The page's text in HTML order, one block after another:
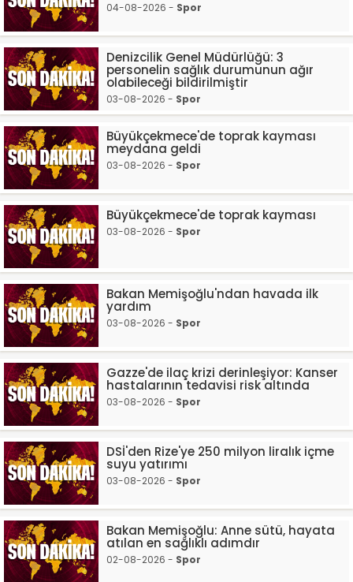
04-08-2026 - Spor
Denizcilik Genel Müdürlüğü: 3
personelin sağlık durumunun ağır
olabileceği bildirilmiştir
03-08-2026 - Spor
Büyükçekmece'de toprak kayması
meydana geldi
03-08-2026 - Spor
Büyükçekmece'de toprak kayması
03-08-2026 - Spor
Bakan Memişoğlu'ndan havada ilk
yardım
03-08-2026 - Spor
Gazze'de ilaç krizi derinleşiyor: Kanser
hastalarının tedavisi risk altında
03-08-2026 - Spor
DSİ'den Rize'ye 250 milyon liralık içme
suyu yatırımı
03-08-2026 - Spor
Bakan Memişoğlu: Anne sütü, hayata
atılan en sağlıklı adımdır
02-08-2026 - Spor